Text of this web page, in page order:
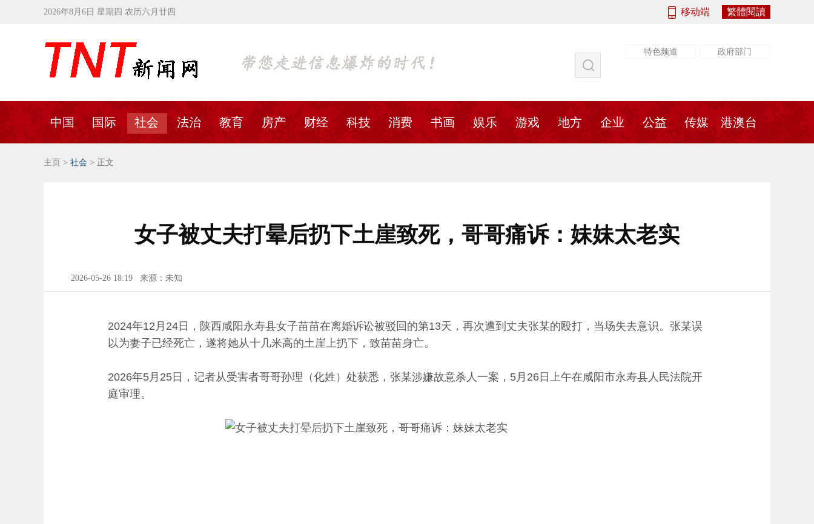
2026年8月6日 星期四 农历六月廿四 移动端 繁體閱讀
特色频道
政府部门
中国 国际 社会 法治 教育 房产 财经 科技 消费 书画 娱乐 游戏 地方 企业 公益 传媒 港澳台
主页 > 社会 > 正文
女子被丈夫打晕后扔下土崖致死，哥哥痛诉：妹妹太老实
2026-05-26 18:19 来源：未知
2024年12月24日，陕西咸阳永寿县女子苗苗在离婚诉讼被驳回的第13天，再次遭到丈夫张某的殴打，当场失去意识。张某误
以为妻子已经死亡，遂将她从十几米高的土崖上扔下，致苗苗身亡。
2026年5月25日，记者从受害者哥哥孙理（化姓）处获悉，张某涉嫌故意杀人一案，5月26日上午在咸阳市永寿县人民法院开
庭审理。